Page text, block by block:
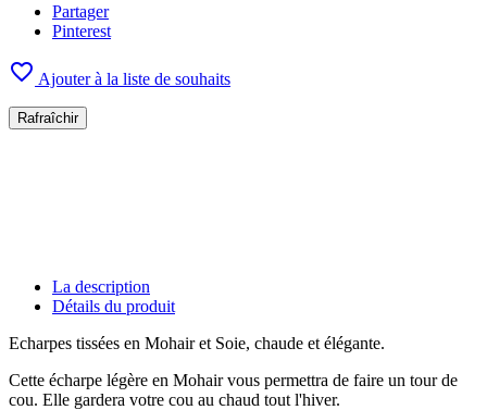
Partager
Pinterest
 Ajouter à la liste de souhaits
La description
Détails du produit
Echarpes tissées en Mohair et Soie, chaude et élégante.
Cette écharpe légère en Mohair vous permettra de faire un tour de
cou. Elle gardera votre cou au chaud tout l'hiver.